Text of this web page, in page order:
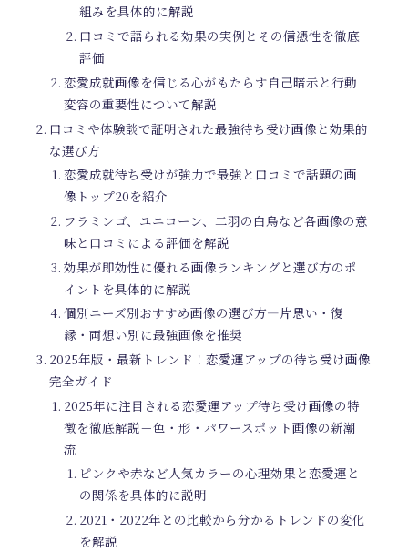
組みを具体的に解説
口コミで語られる効果の実例とその信憑性を徹底
評価
恋愛成就画像を信じる心がもたらす自己暗示と行動
変容の重要性について解説
口コミや体験談で証明された最強待ち受け画像と効果的
な選び方
恋愛成就待ち受けが強力で最強と口コミで話題の画
像トップ20を紹介
フラミンゴ、ユニコーン、二羽の白鳥など各画像の意
味と口コミによる評価を解説
効果が即効性に優れる画像ランキングと選び方のポ
イントを具体的に解説
個別ニーズ別おすすめ画像の選び方―片思い・復
縁・両想い別に最強画像を推奨
2025年版・最新トレンド！恋愛運アップの待ち受け画像
完全ガイド
2025年に注目される恋愛運アップ待ち受け画像の特
徴を徹底解説－色・形・パワースポット画像の新潮
流
ピンクや赤など人気カラーの心理効果と恋愛運と
の関係を具体的に説明
2021・2022年との比較から分かるトレンドの変化
を解説